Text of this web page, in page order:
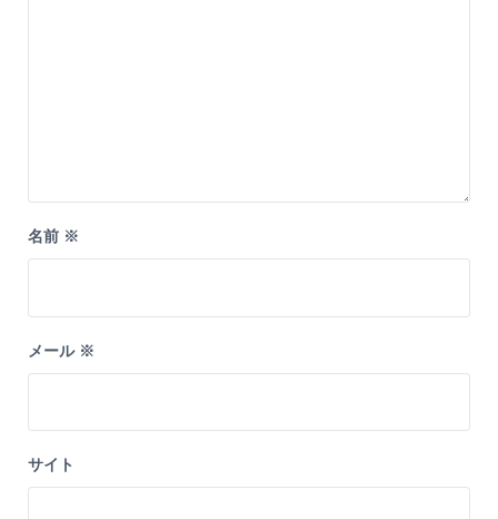
名前 ※
メール ※
サイト